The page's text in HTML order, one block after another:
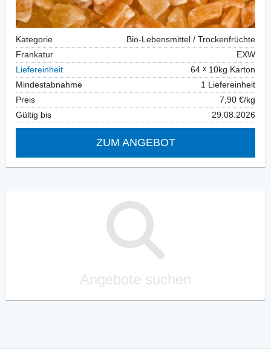
Kategorie
Bio-Lebensmittel / Trockenfrüchte
Frankatur
EXW
Liefereinheit
64
10kg Karton
Mindestabnahme
1 Liefereinheit
Preis
7,90 €/kg
Gültig bis
29.08.2026
ZUM ANGEBOT
Angebote suchen